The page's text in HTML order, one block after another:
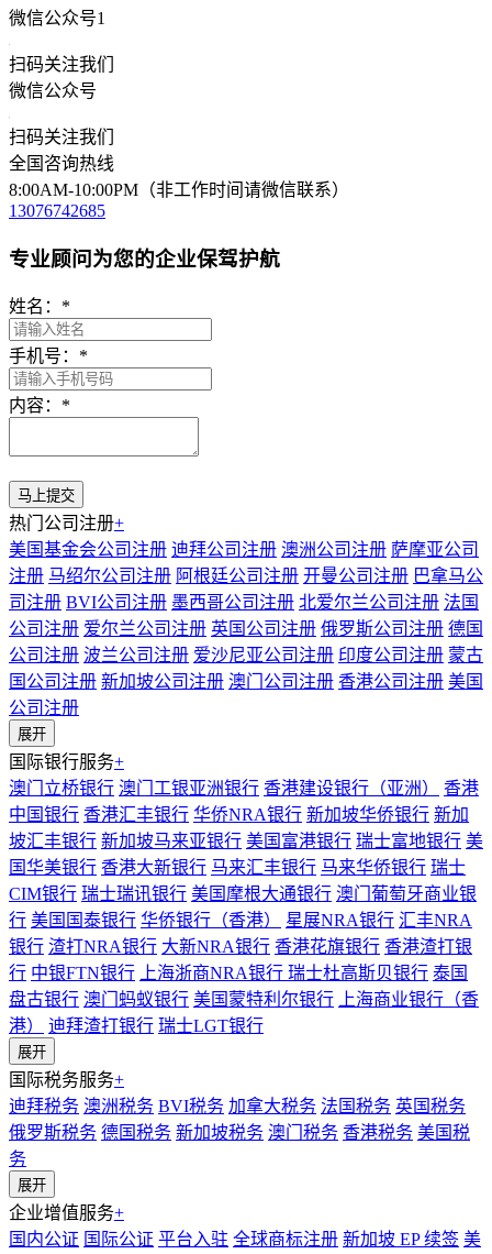
微信公众号1
扫码关注我们
微信公众号
扫码关注我们
全国咨询热线
8:00AM-10:00PM（非工作时间请微信联系）
13076742685
专业顾问为您的企业保驾护航
姓名： *
手机号： *
内容： *
热门公司注册+
美国基金会公司注册 迪拜公司注册 澳洲公司注册 萨摩亚公司
注册 马绍尔公司注册 阿根廷公司注册 开曼公司注册 巴拿马公
司注册 BVI公司注册 墨西哥公司注册 北爱尔兰公司注册 法国
公司注册 爱尔兰公司注册 英国公司注册 俄罗斯公司注册 德国
公司注册 波兰公司注册 爱沙尼亚公司注册 印度公司注册 蒙古
国公司注册 新加坡公司注册 澳门公司注册 香港公司注册 美国
公司注册
展开
国际银行服务+
澳门立桥银行 澳门工银亚洲银行 香港建设银行（亚洲）
香港
中国银行 香港汇丰银行 华侨NRA银行 新加坡华侨银行 新加
坡汇丰银行 新加坡马来亚银行 美国富港银行 瑞士富地银行 美
国华美银行 香港大新银行 马来汇丰银行 马来华侨银行 瑞士
CIM银行 瑞士瑞讯银行 美国摩根大通银行 澳门葡萄牙商业银
行 美国国泰银行 华侨银行（香港） 星展NRA银行 汇丰NRA
银行 渣打NRA银行 大新NRA银行 香港花旗银行 香港渣打银
行 中银FTN银行 上海浙商NRA银行 瑞士杜高斯贝银行 泰国
盘古银行 澳门蚂蚁银行 美国蒙特利尔银行
上海商业银行（香
港）
迪拜渣打银行 瑞士LGT银行
展开
国际税务服务+
迪拜税务 澳洲税务 BVI税务 加拿大税务 法国税务 英国税务
俄罗斯税务 德国税务 新加坡税务 澳门税务 香港税务 美国税
务
展开
企业增值服务+
国内公证 国际公证 平台入驻 全球商标注册 新加坡 EP 续签 美